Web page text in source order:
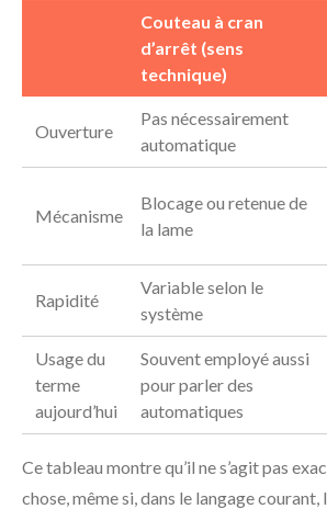
Couteau à cran
d’arrêt (sens
technique)
Ouverture
Pas nécessairement
automatique
Mécanisme
Blocage ou retenue de
la lame
Rapidité
Variable selon le
système
Usage du
terme
aujourd’hui
Souvent employé aussi
pour parler des
automatiques
Ce tableau montre qu’il ne s’agit pas
chose, même si, dans le langage courant,